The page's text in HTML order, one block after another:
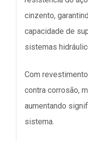
cinzento,
capacidade de
sistemas
Com
contra corrosão,
aumentando
sistema.